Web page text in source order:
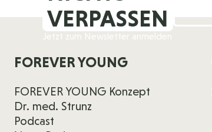
VERPASSEN
Jetzt zum Newsletter anmelden
FOREVER YOUNG
FOREVER YOUNG Konzept
Dr. med. Strunz
Podcast